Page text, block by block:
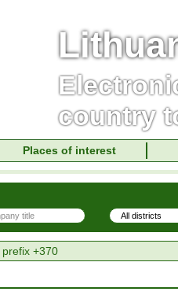
country
Places of interest
+370